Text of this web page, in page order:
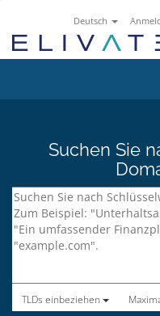
Deutsch
Suchen Sie
TLDs einbeziehen